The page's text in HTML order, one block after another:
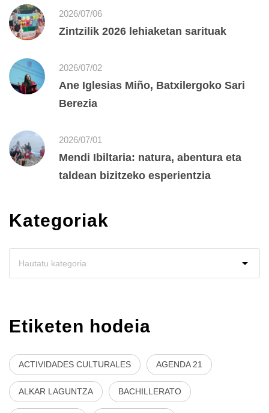
2026/07/06
Zintzilik 2026 lehiaketan sarituak
2026/07/02
Ane Iglesias Miño, Batxilergoko Sari
Berezia
2026/07/01
Mendi Ibiltaria: natura, abentura eta
taldean bizitzeko esperientzia
Kategoriak
Etiketen hodeia
ACTIVIDADES CULTURALES AGENDA 21
ALKAR LAGUNTZA BACHILLERATO